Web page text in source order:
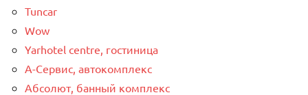
Tuncar
Wow
Yarhotel centre, гостиница
А-Сервис, автокомплекс
Абсолют, банный комплекс